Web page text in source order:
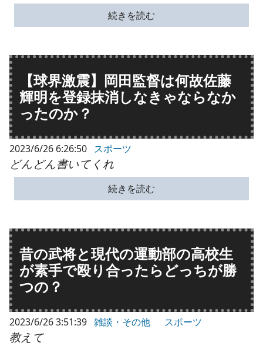
続きを読む
【球界激震】岡田監督は何故佐藤
輝明を登録抹消しなきゃならなか
ったのか？
2023/6/26 6:26:50 スポーツ
どんどん書いてくれ
続きを読む
昔の武将と現代の運動部の高校生
が素手で殴り合ったらどっちが勝
つの？
2023/6/26 3:51:39 雑談・その他 スポーツ
教えて